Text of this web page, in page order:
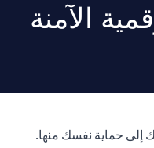
الآمنة
إلى حماية نفسك منها.